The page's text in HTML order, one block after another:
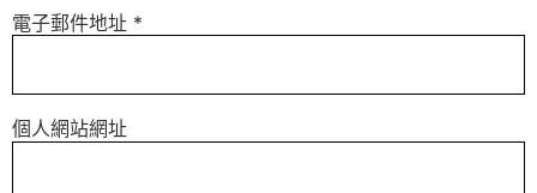
電子郵件地址 *
個人網站網址